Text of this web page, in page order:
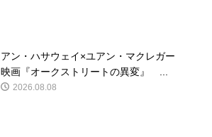
アン・ハサウェイ×ユアン・マクレガー
映画『オークストリートの異変』 ...
2026.08.08